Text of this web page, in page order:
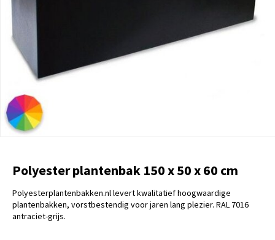
Polyester plantenbak 150 x 50 x 60 cm
Polyesterplantenbakken.nl levert kwalitatief hoogwaardige
plantenbakken, vorstbestendig voor jaren lang plezier. RAL 7016
antraciet-grijs.